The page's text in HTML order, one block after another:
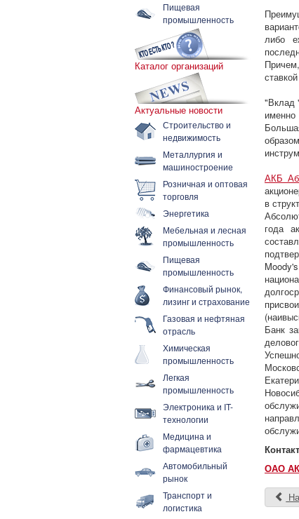
Пищевая
промышленность
Каталог организаций
Актуальные новости
Строительство и
недвижимость
Металлургия и
машиностроение
Розничная и оптовая
торговля
Энергетика
Мебельная и лесная
промышленность
Пищевая
промышленность
Финансовый рынок,
лизинг и страхование
Газовая и нефтяная
отрасль
Химическая
промышленность
Легкая
промышленность
Электроника и IT-
технологии
Медицина и
фармацевтика
Автомобильный
рынок
Транспорт и
логистика
либо
"Вклад
АКБ
в
года
Банк
ОАО